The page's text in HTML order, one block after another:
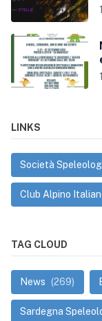
LINKS
Società
Club Alpino
TAG CLOUD
News (269)
Sardegna